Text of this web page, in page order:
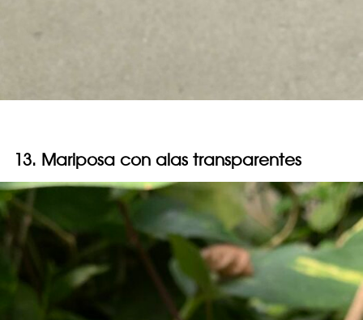
13. Mariposa con alas transparentes